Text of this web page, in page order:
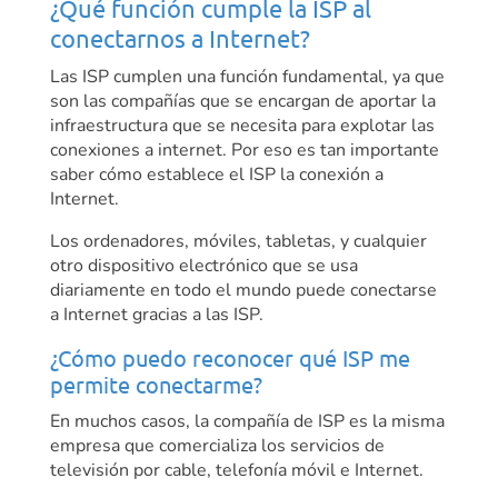
¿Qué función cumple la ISP al
conectarnos a Internet?
Las ISP cumplen una función fundamental, ya que
son las compañías que se encargan de aportar la
infraestructura que se necesita para explotar las
conexiones a internet. Por eso es tan importante
saber cómo establece el ISP la conexión a
Internet.
Los ordenadores, móviles, tabletas, y cualquier
otro dispositivo electrónico que se usa
diariamente en todo el mundo puede conectarse
a Internet gracias a las ISP.
¿Cómo puedo reconocer qué ISP me
permite conectarme?
En muchos casos, la compañía de ISP es la misma
empresa que comercializa los servicios de
televisión por cable, telefonía móvil e Internet.